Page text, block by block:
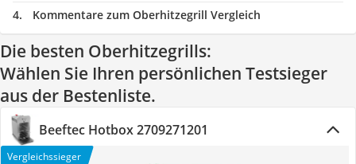
Kommentare zum Oberhitzegrill Vergleich
Die besten Oberhitzegrills:
Wählen Sie Ihren persönlichen Testsieger
aus der Bestenliste.
Beeftec Hotbox 2709271201
Vergleichssieger